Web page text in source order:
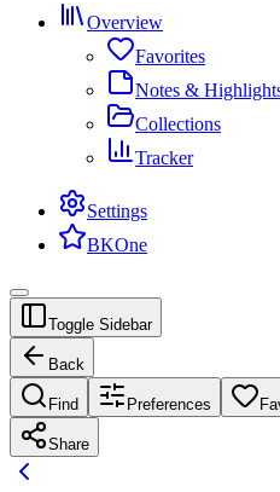
Overview
Favorites
Notes &
Collections
Tracker
Settings
BKOne
Toggle Sidebar
Back
Find Preferences
Share